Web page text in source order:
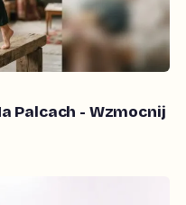
Palcach - Wzmocnij